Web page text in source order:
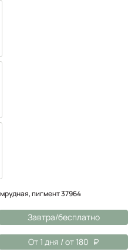
пигмент 37964
Завтра/бесплатно
От 1 дня / от 180